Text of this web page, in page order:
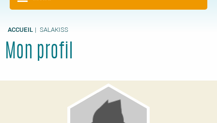
ACCUEIL SALAKISS
Mon profil